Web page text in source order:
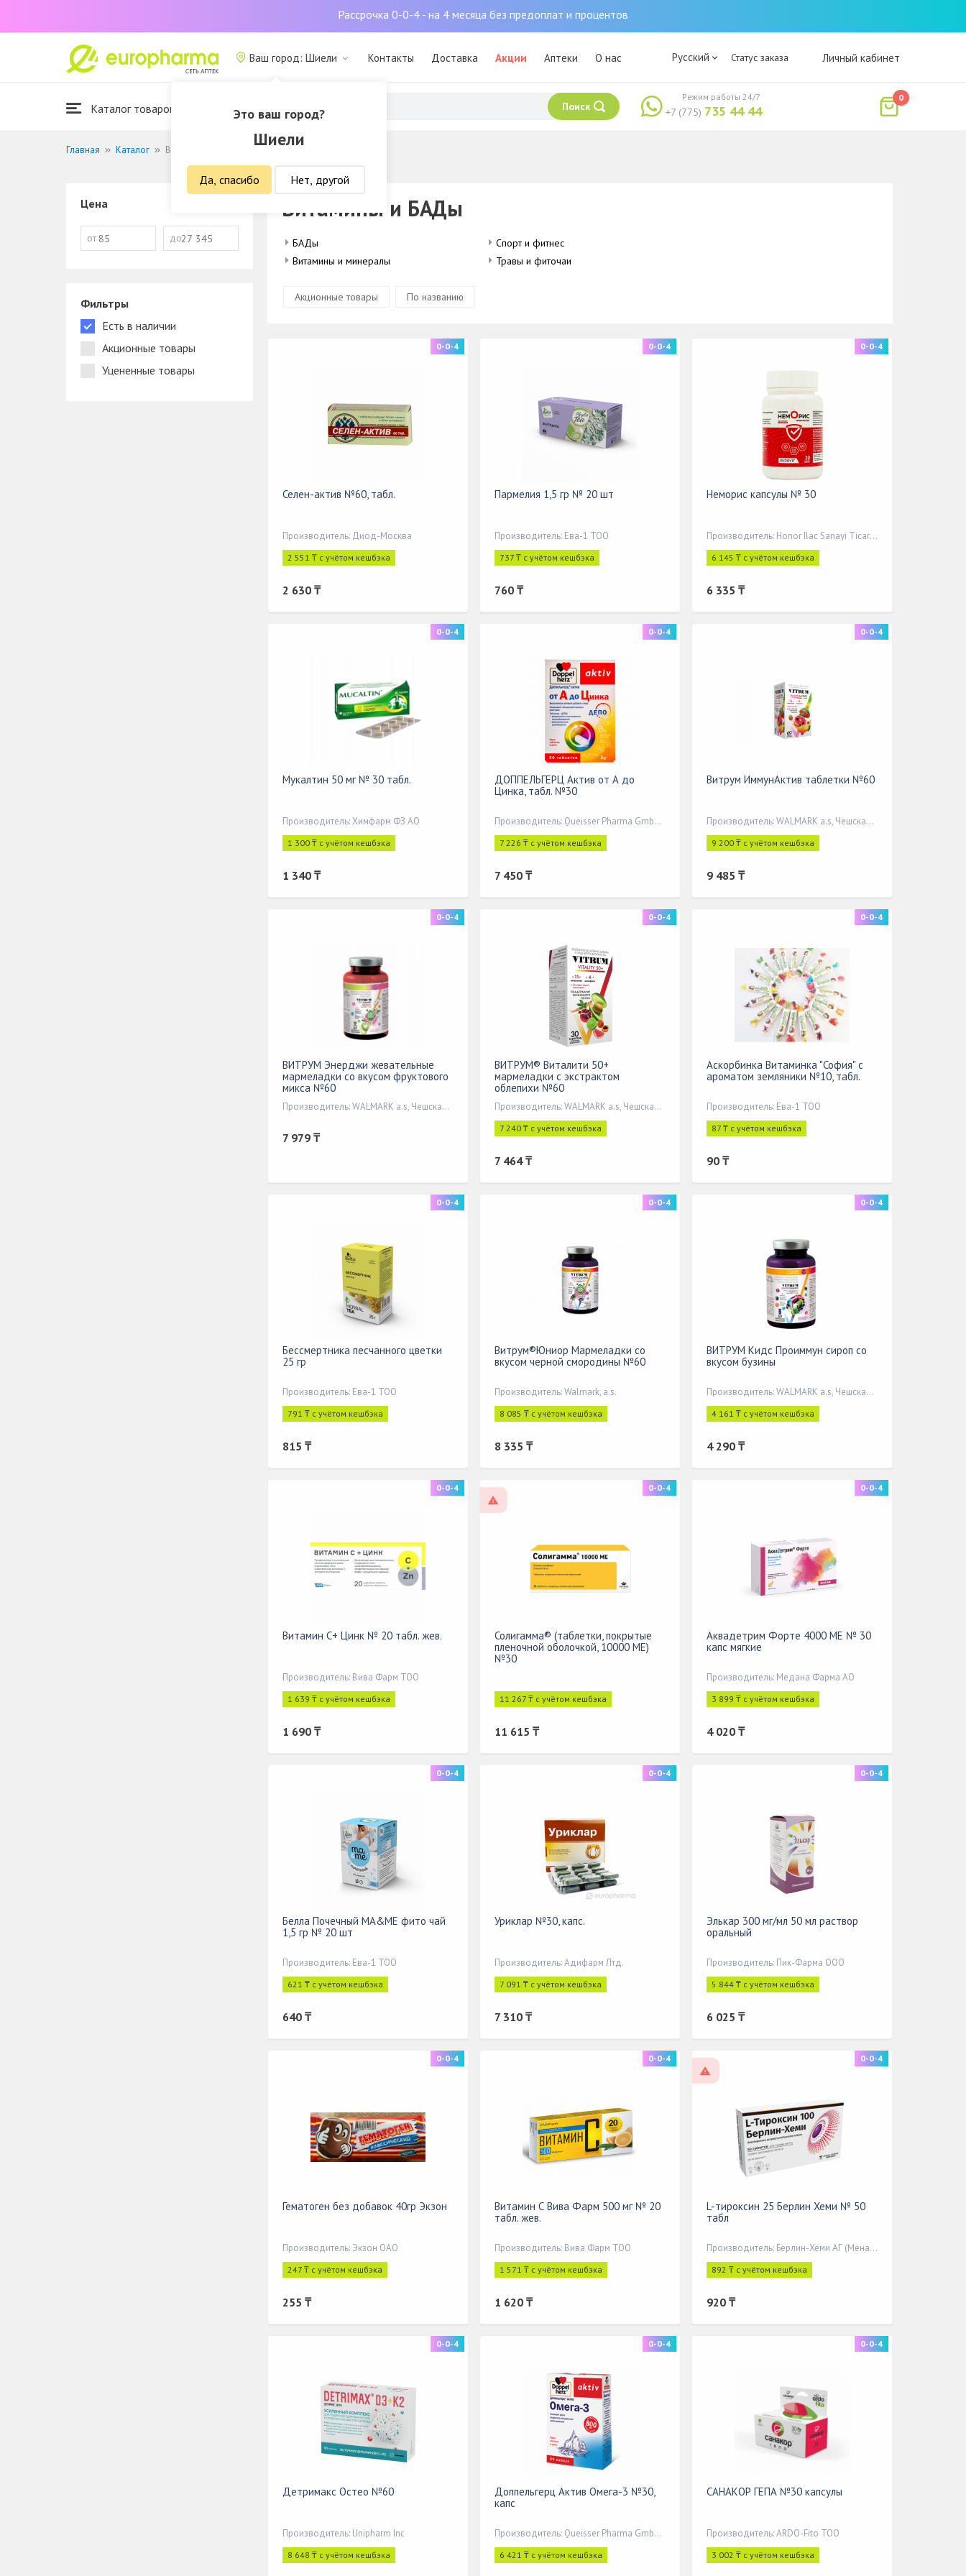
Рассрочка 0-0-4 - на 4 месяца без предоплат и процентов
Ваш город: Шиели
Это ваш город?
Шиели
Да, спасибо Нет, другой
Контакты Доставка Акции Аптеки О нас Русский Статус заказа Личный кабинет
Каталог товаров Поиск +7 (775) 735 44 44
Режим работы 24/7 0
Главная Каталог Витамины и БАДы
Цена
от до
Фильтры
Есть в наличии
Акционные товары
Уцененные товары
Витамины и БАДы
БАДы
Витамины и минералы
Спорт и фитнес
Травы и фиточаи
Акционные товары По названию
0-0-4
Селен-актив №60, табл.
Производитель: Диод-Москва
2 551 ₸ с учётом кешбэка
2 630 ₸
0-0-4
Пармелия 1,5 гр № 20 шт
Производитель: Ева-1 ТОО
737 ₸ с учётом кешбэка
760 ₸
0-0-4
Неморис капсулы № 30
Производитель: Honor Ilac Sanayi Ticaret Ltd.Sti (Турция)
6 145 ₸ с учётом кешбэка
6 335 ₸
0-0-4
Мукалтин 50 мг № 30 табл.
Производитель: Химфарм ФЗ АО
1 300 ₸ с учётом кешбэка
1 340 ₸
0-0-4
ДОППЕЛЬГЕРЦ Актив от А до
Цинка, табл. №30
Производитель: Queisser Pharma GmbH&Co,
7 226 ₸ с учётом кешбэка
7 450 ₸
0-0-4
Витрум ИммунАктив таблетки №60
Производитель: WALMARK a.s, Чешская Республика
9 200 ₸ с учётом кешбэка
9 485 ₸
0-0-4
ВИТРУМ Энерджи жевательные
мармеладки со вкусом фруктового
микса №60
Производитель: WALMARK a.s, Чешская Республика
7 979 ₸
0-0-4
ВИТРУМ® Виталити 50+
мармеладки с экстрактом
облепихи №60
Производитель: WALMARK a.s, Чешская Республика
7 240 ₸ с учётом кешбэка
7 464 ₸
0-0-4
Аскорбинка Витаминка "София" с
ароматом земляники №10, табл.
Производитель: Ева-1 ТОО
87 ₸ с учётом кешбэка
90 ₸
0-0-4
Бессмертника песчанного цветки
25 гр
Производитель: Ева-1 ТОО
791 ₸ с учётом кешбэка
815 ₸
0-0-4
Витрум®Юниор Мармеладки со
вкусом черной смородины №60
Производитель: Walmark, a.s.
8 085 ₸ с учётом кешбэка
8 335 ₸
0-0-4
ВИТРУМ Кидс Проиммун сироп со
вкусом бузины
Производитель: WALMARK a.s, Чешская Республика
4 161 ₸ с учётом кешбэка
4 290 ₸
0-0-4
Витамин С+ Цинк № 20 табл. жев.
Производитель: Вива Фарм ТОО
1 639 ₸ с учётом кешбэка
1 690 ₸
0-0-4
Солигамма® (таблетки, покрытые
пленочной оболочкой, 10000 МЕ)
№30
11 267 ₸ с учётом кешбэка
11 615 ₸
0-0-4
Аквадетрим Форте 4000 МЕ № 30
капс мягкие
Производитель: Медана Фарма АО
3 899 ₸ с учётом кешбэка
4 020 ₸
0-0-4
Белла Почечный MA&ME фито чай
1,5 гр № 20 шт
Производитель: Ева-1 ТОО
621 ₸ с учётом кешбэка
640 ₸
0-0-4
Уриклар №30, капс.
Производитель: Адифарм Лтд.
7 091 ₸ с учётом кешбэка
7 310 ₸
0-0-4
Элькар 300 мг/мл 50 мл раствор
оральный
Производитель: Пик-Фарма ООО
5 844 ₸ с учётом кешбэка
6 025 ₸
0-0-4
Гематоген без добавок 40гр Экзон
Производитель: Экзон ОАО
247 ₸ с учётом кешбэка
255 ₸
0-0-4
Витамин С Вива Фарм 500 мг № 20
табл. жев.
Производитель: Вива Фарм ТОО
1 571 ₸ с учётом кешбэка
1 620 ₸
0-0-4
L-тироксин 25 Берлин Хеми № 50
табл
Производитель: Берлин-Хеми АГ (Менарини
892 ₸ с учётом кешбэка
920 ₸
0-0-4
Детримакс Остео №60
Производитель: Unipharm Inc
8 648 ₸ с учётом кешбэка
0-0-4
Доппельгерц Актив Омега-3 №30,
капс
Производитель: Queisser Pharma GmbH&Co,
6 421 ₸ с учётом кешбэка
0-0-4
САНАКОР ГЕПА №30 капсулы
Производитель: ARDO-Fito ТОО
3 002 ₸ с учётом кешбэка